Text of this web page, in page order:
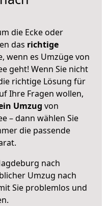
die Ecke oder
das richtige
wenn es Umzüge von
geht! Wenn Sie nicht
richtige Lösung für
Ihre Fragen wollen,
Umzug von
– dann wählen Sie
die passende
nach
Umzug nach
Sie problemlos und